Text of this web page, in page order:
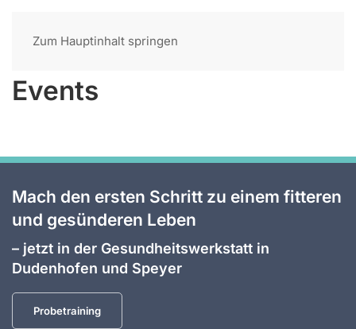
Zum Hauptinhalt springen
Events
Mach den ersten Schritt zu einem fitteren
und gesünderen Leben
– jetzt in der Gesundheitswerkstatt in
Dudenhofen und Speyer
Probetraining